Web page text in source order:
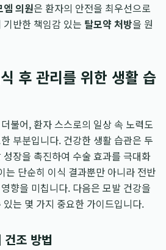
엠 의원은 환자의 안전을 최우선으로
반한 책임감 있는 탈모약 처방을 원
후 관리를 위한 생활 습
불어, 환자 스스로의 일상 속 노력도
부분입니다. 건강한 생활 습관은 두
장을 촉진하여 수술 효과를 극대화
는 단순히 이식 결과뿐만 아니라 전반
향을 미칩니다. 다음은 모발 건강을
는 몇 가지 중요한 가이드입니다.
조 방법